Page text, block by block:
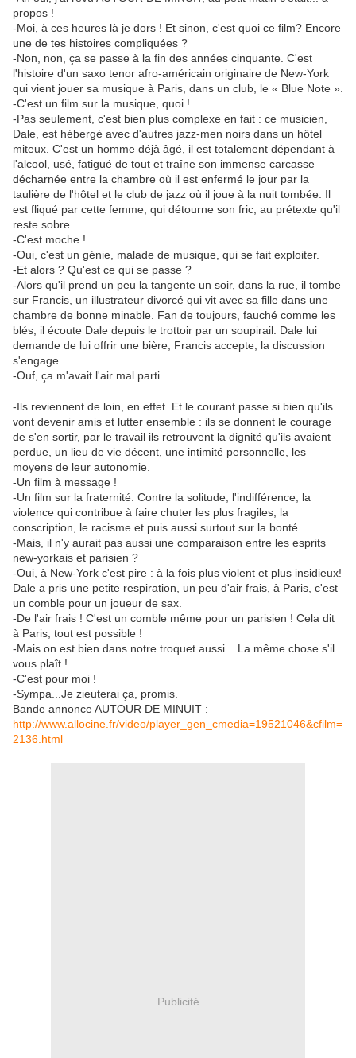
propos !
-Moi, à ces heures là je dors ! Et sinon, c'est quoi ce film? Encore
une de tes histoires compliquées ?
-Non, non, ça se passe à la fin des années cinquante. C'est
l'histoire d'un saxo tenor afro-américain originaire de New-York
qui vient jouer sa musique à Paris, dans un club, le « Blue Note ».
-C'est un film sur la musique, quoi !
-Pas seulement, c'est bien plus complexe en fait : ce musicien,
Dale, est hébergé avec d'autres jazz-men noirs dans un hôtel
miteux. C'est un homme déjà âgé, il est totalement dépendant à
l'alcool, usé, fatigué de tout et traîne son immense carcasse
décharnée entre la chambre où il est enfermé le jour par la
taulière de l'hôtel et le club de jazz où il joue à la nuit tombée. Il
est fliqué par cette femme, qui détourne son fric, au prétexte qu'il
reste sobre.
-C'est moche !
-Oui, c'est un génie, malade de musique, qui se fait exploiter.
-Et alors ? Qu'est ce qui se passe ?
-Alors qu'il prend un peu la tangente un soir, dans la rue, il tombe
sur Francis, un illustrateur divorcé qui vit avec sa fille dans une
chambre de bonne minable. Fan de toujours, fauché comme les
blés, il écoute Dale depuis le trottoir par un soupirail. Dale lui
demande de lui offrir une bière, Francis accepte, la discussion
s'engage.
-Ouf, ça m'avait l'air mal parti...
-Ils reviennent de loin, en effet. Et le courant passe si bien qu'ils
vont devenir amis et lutter ensemble : ils se donnent le courage
de s'en sortir, par le travail ils retrouvent la dignité qu'ils avaient
perdue, un lieu de vie décent, une intimité personnelle, les
moyens de leur autonomie.
-Un film à message !
-Un film sur la fraternité. Contre la solitude, l'indifférence, la
violence qui contribue à faire chuter les plus fragiles, la
conscription, le racisme et puis aussi surtout sur la bonté.
-Mais, il n'y aurait pas aussi une comparaison entre les esprits
new-yorkais et parisien ?
-Oui, à New-York c'est pire : à la fois plus violent et plus insidieux!
Dale a pris une petite respiration, un peu d'air frais, à Paris, c'est
un comble pour un joueur de sax.
-De l'air frais ! C'est un comble même pour un parisien ! Cela dit
à Paris, tout est possible !
-Mais on est bien dans notre troquet aussi... La même chose s'il
vous plaît !
-C'est pour moi !
-Sympa...Je zieuterai ça, promis.
Bande annonce AUTOUR DE MINUIT :
http://www.allocine.fr/video/player_gen_cmedia=19521046&cfilm=
2136.html
Publicité